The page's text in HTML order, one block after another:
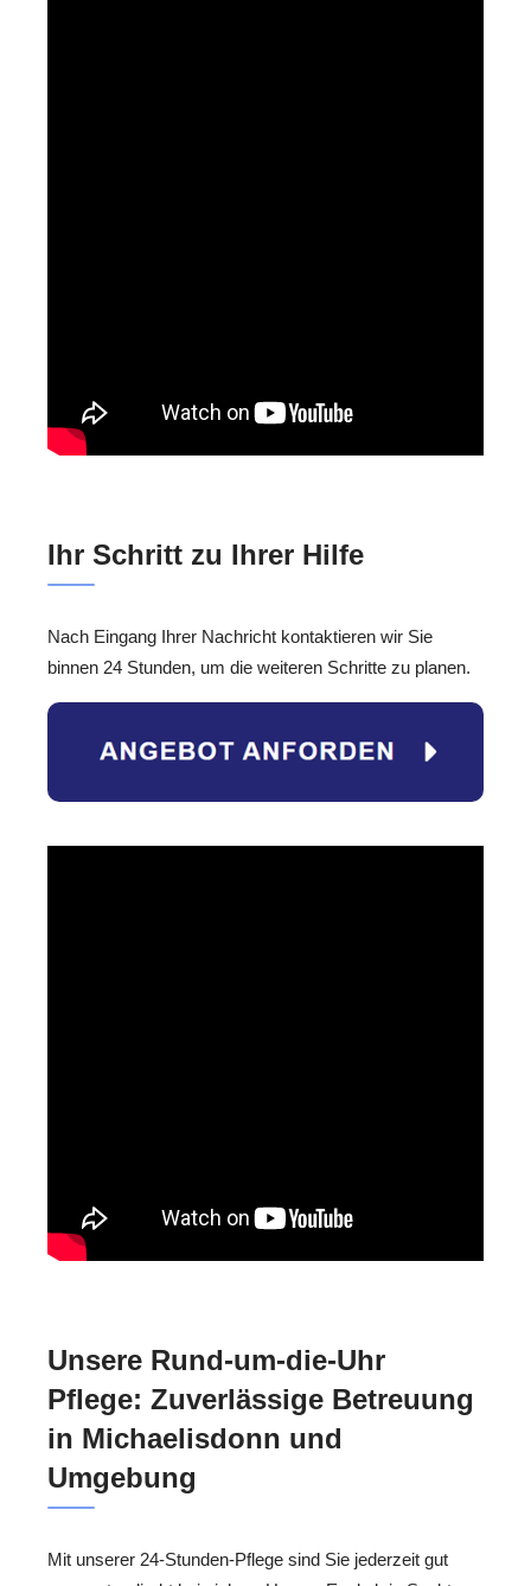
Ihr Schritt zu Ihrer Hilfe
Nach Eingang Ihrer Nachricht kontaktieren wir Sie
binnen 24 Stunden, um die weiteren Schritte zu planen.
Unsere Rund-um-die-Uhr
Pflege: Zuverlässige Betreuung
in Michaelisdonn und
Umgebung
Mit unserer 24-Stunden-Pflege sind Sie jederzeit gut